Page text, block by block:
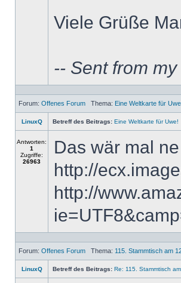
Viele Grüße
-- Sent from
Forum: Offenes Forum Thema: Eine Weltkarte für
LinuxQ Betreff des Beitrags: Eine Weltkarte für Uwe!
Antworten:
1
Zugriffe:
26963
Das wär mal
http://
http://
Forum: Offenes Forum Thema: 115. Stammtisch am
LinuxQ Betreff des Beitrags: Re: 115. Stammtisch